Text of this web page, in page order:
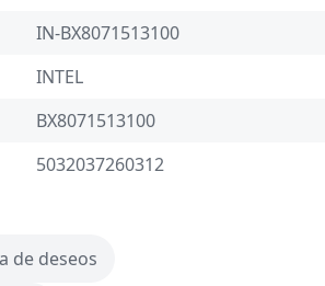
IN-BX8071513100
INTEL
BX8071513100
5032037260312
de deseos